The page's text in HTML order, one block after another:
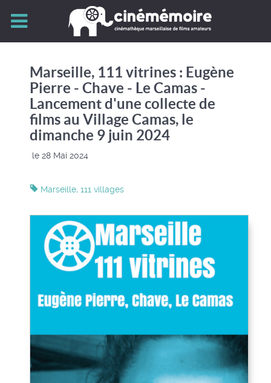
Marseille, 111 vitrines : Eugène
Pierre - Chave - Le Camas -
Lancement d'une collecte de
films au Village Camas, le
dimanche 9 juin 2024
le 28 Mai 2024
Marseille, 111 villages